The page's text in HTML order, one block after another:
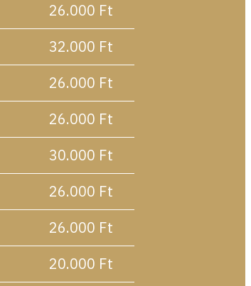
26.000 Ft
32.000 Ft
26.000 Ft
26.000 Ft
30.000 Ft
26.000 Ft
26.000 Ft
20.000 Ft